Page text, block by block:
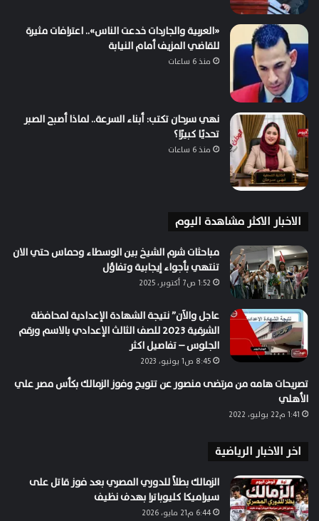
«العربية والجاردات خدعت الناس».. اعترافات مثيرة
للقاضي المزيف أمام النيابة
منذ 6 ساعات
نهي سرحان تكتب: أبناء السرعة.. لماذا أصبح الصبر
تحديًا كبيرًا؟
منذ 6 ساعات
الاخبار الاكثر مشاهدة اليوم
مباحثات شرم الشيخ بين الوسطاء وحماس حتي الان
تنتهي بأجواء إيجابية وتفاؤل
1:52 ص7 أكتوبر، 2025
عاجل والآن” نتيجة الشهادة الإعدادية لمحافظة
الشرقية 2023 للصف الثالث الإعدادي بالاسم ورقم
الجلوس – تفاصيل اكثر
8:45 ص1 يونيو، 2023
تصريحات هامه من مرتضى منصور عن تتويج وفوز الزمالك بكأس مصر علي
الأهلي
1:41 م22 يوليو، 2022
اخر الاخبار الرياضية
الزمالك بطلاً للدوري المصري بعد فوز قاتل على
سيراميكا كليوباترا بهدف نظيف
6:44 م21 مايو، 2026